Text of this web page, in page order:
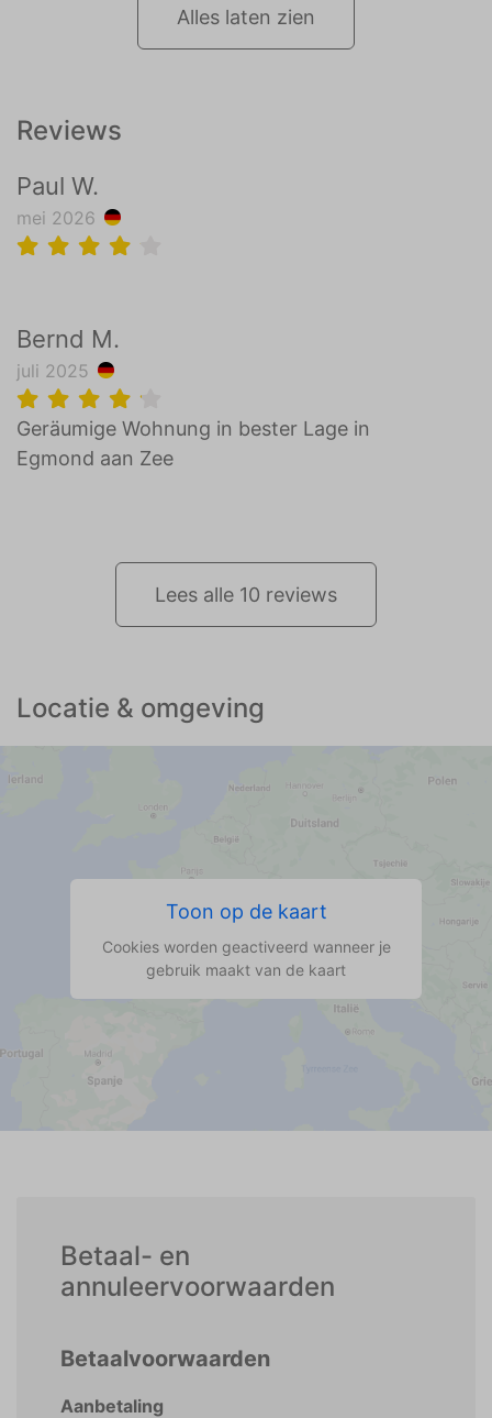
Alles laten zien
Reviews
Paul W.
mei 2026
Bernd M.
juli 2025
Geräumige Wohnung in bester Lage in
Egmond aan Zee
Lees alle 10 reviews
Locatie & omgeving
Toon op de kaart
Cookies worden geactiveerd wanneer je
gebruik maakt van de kaart
Betaal- en
annuleervoorwaarden
Betaalvoorwaarden
Aanbetaling